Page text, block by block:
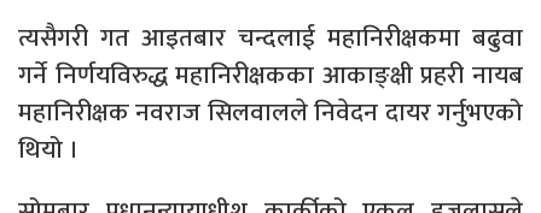
त्यसैगरी गत आइतबार चन्दलाई महानिरीक्षकमा बढुवा
गर्ने निर्णयविरुद्ध महानिरीक्षकका आकाङ्क्षी प्रहरी नायब
महानिरीक्षक नवराज सिलवालले निवेदन दायर गर्नुभएको
थियो ।